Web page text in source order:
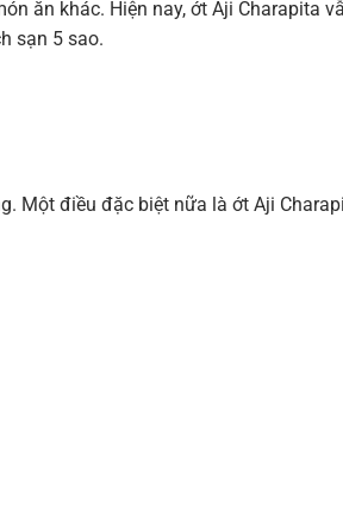
ăn khác. Hiện nay, ớt Aji Charapita
sạn 5 sao.
Một điều đặc biệt nữa là ớt Aji